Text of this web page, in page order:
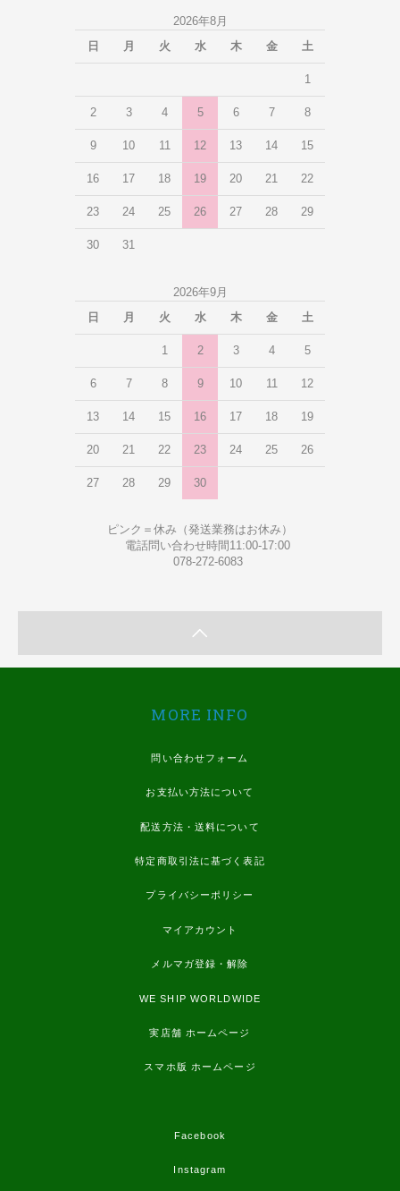
2026年8月
日
月 火 水 木 金 土
1
2 3 4 5 6 7 8
9 10 11 12 13 14 15
16 17 18 19 20 21 22
23 24 25 26 27 28 29
30 31
2026年9月
日
月 火 水 木 金 土
1 2 3 4 5
6 7 8 9 10 11 12
13 14 15 16 17 18 19
20 21 22 23 24 25 26
27 28 29 30
ピンク＝休み（発送業務はお休み）
電話問い合わせ時間11:00-17:00
078-272-6083
MORE INFO
問い合わせフォーム
お支払い方法について
配送方法・送料について
特定商取引法に基づく表記
プライバシーポリシー
マイアカウント
メルマガ登録・解除
WE SHIP WORLDWIDE
実店舗 ホームページ
スマホ版 ホームページ
Facebook
Instagram